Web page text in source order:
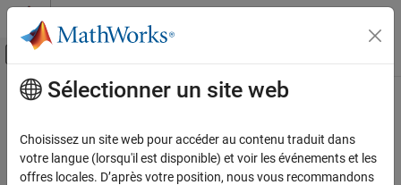
Passer au contenu
Activer/désactiver l'affichage du menu
Accueil de la documentation
Block and Blockset Authoring
Author Block Masks
Contenu principal
removeColumn
Class:Simulink.dialog.parameter.CustomTable
Namespace:Simulink.dialog.parameter
Sélectionner un site web
Choisissez un site web pour accéder au contenu traduit dans
votre langue (lorsqu'il est disponible) et voir les événements et les
offres locales. D’après votre position, nous vous recommandons